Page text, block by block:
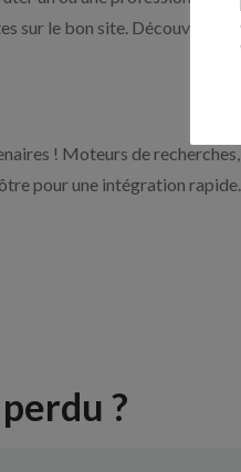
sur le bon site. Découvrez
! Moteurs de
pour une intégration rapide.
?